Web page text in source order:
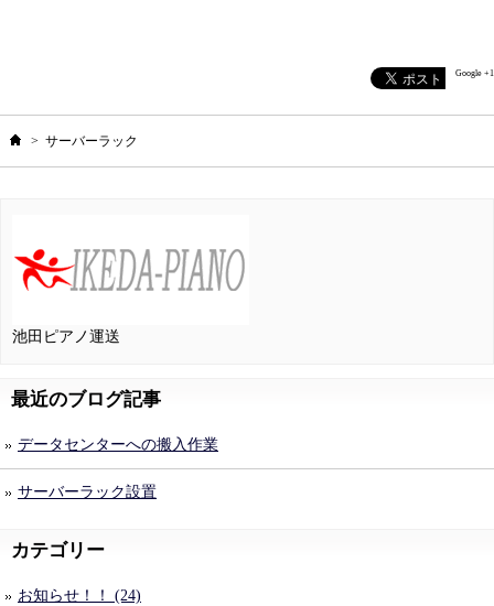
Google +1
ホーム
> サーバーラック
池田ピアノ運送
最近のブログ記事
データセンターへの搬入作業
サーバーラック設置
カテゴリー
お知らせ！！ (24)